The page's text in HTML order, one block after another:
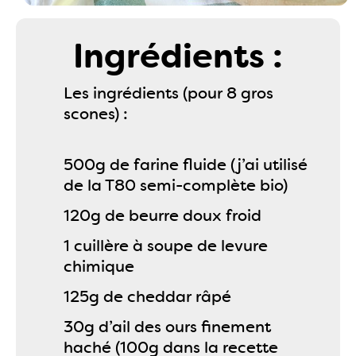
Ingrédients :
Les ingrédients (pour 8 gros
scones) :
500g de farine fluide (j’ai utilisé
de la T80 semi-complète bio)
120g de beurre doux froid
1 cuillère à soupe de levure
chimique
125g de cheddar râpé
30g d’ail des ours finement
haché (100g dans la recette